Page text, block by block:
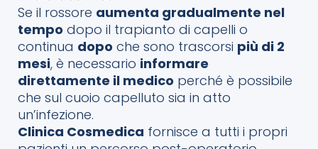
Se il rossore aumenta gradualmente nel
tempo dopo il trapianto di capelli o
continua dopo che sono trascorsi più di 2
mesi, è necessario informare
direttamente il medico perché è possibile
che sul cuoio capelluto sia in atto
un’infezione.
Clinica Cosmedica fornisce a tutti i propri